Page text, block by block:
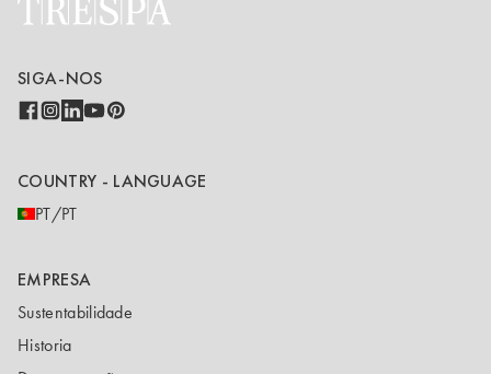
SIGA-NOS
COUNTRY - LANGUAGE
PT/PT
EMPRESA
Sustentabilidade
Historia